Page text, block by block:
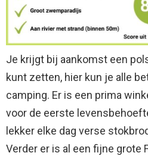
Je krijgt bij aankomst een
kunt zetten, hier kun je alle
camping. Er is een prima
voor de eerste
lekker elke dag verse
Verder er is al een fijne grote